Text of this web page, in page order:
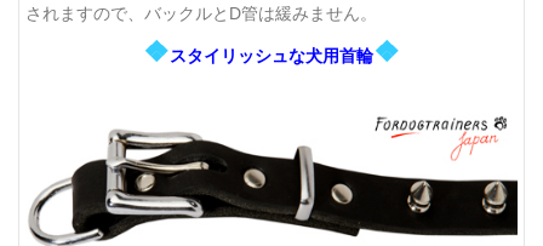
されますので、バックルとD管は緩みません。
❖スタイリッシュな犬用首輪❖